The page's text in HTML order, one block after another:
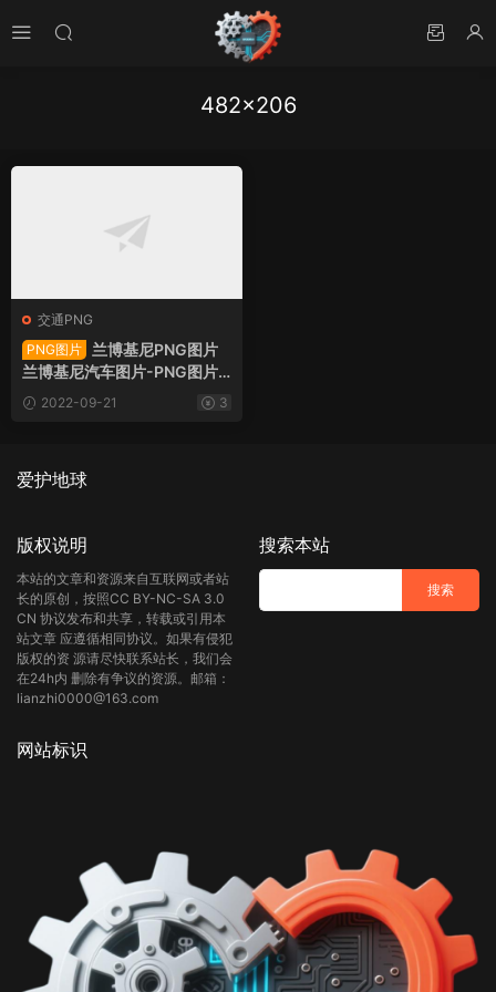
482×206
交通PNG
PNG图片
兰博基尼PNG图片
兰博基尼汽车图片-PNG图片1
0685下载
2022-09-21 3
爱护地球
版权说明
本站的文章和资源来自互联网或者站
长的原创，按照CC BY-NC-SA 3.0
CN 协议发布和共享，转载或引用本
站文章 应遵循相同协议。如果有侵犯
版权的资 源请尽快联系站长，我们会
在24h内 删除有争议的资源。邮箱：
lianzhi0000@163.com
搜索本站
网站标识